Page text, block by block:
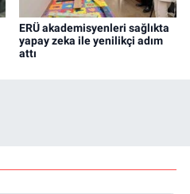
ERÜ akademisyenleri sağlıkta
yapay zeka ile yenilikçi adım
attı